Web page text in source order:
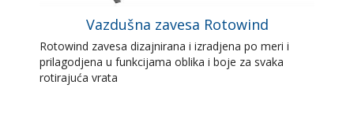
Vazdušna zavesa Rotowind
Rotowind zavesa dizajnirana i izradjena po meri i
prilagodjena u funkcijama oblika i boje za svaka
rotirajuća vrata